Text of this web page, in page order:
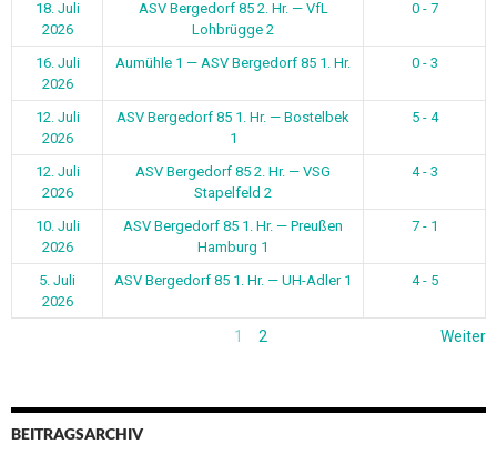
18. Juli
2026
ASV Bergedorf 85 2. Hr. — VfL
Lohbrügge 2
0 - 7
16. Juli
2026
Aumühle 1 — ASV Bergedorf 85 1. Hr. 0 - 3
12. Juli
2026
ASV Bergedorf 85 1. Hr. — Bostelbek
1
5 - 4
12. Juli
2026
ASV Bergedorf 85 2. Hr. — VSG
Stapelfeld 2
4 - 3
10. Juli
2026
ASV Bergedorf 85 1. Hr. — Preußen
Hamburg 1
7 - 1
5. Juli
2026
ASV Bergedorf 85 1. Hr. — UH-Adler 1 4 - 5
1 2 Weiter
BEITRAGSARCHIV